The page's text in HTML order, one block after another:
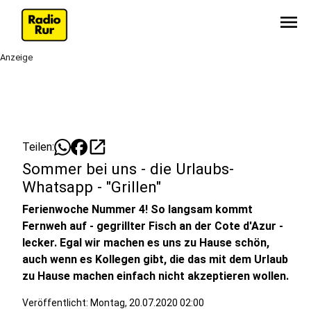
menu
Anzeige
Teilen: open_in_new
Sommer bei uns - die Urlaubs-
Whatsapp - "Grillen"
Ferienwoche Nummer 4! So langsam kommt
Fernweh auf - gegrillter Fisch an der Cote d'Azur -
lecker. Egal wir machen es uns zu Hause schön,
auch wenn es Kollegen gibt, die das mit dem Urlaub
zu Hause machen einfach nicht akzeptieren wollen.
Veröffentlicht: Montag, 20.07.2020 02:00